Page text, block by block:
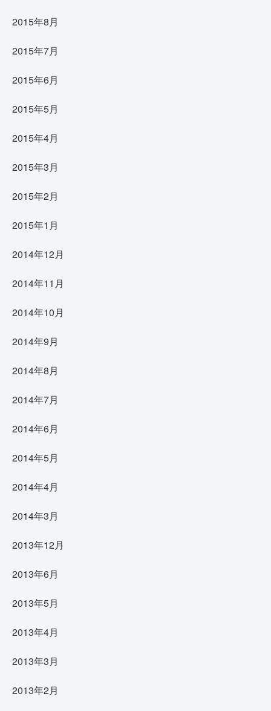
2015年8月
2015年7月
2015年6月
2015年5月
2015年4月
2015年3月
2015年2月
2015年1月
2014年12月
2014年11月
2014年10月
2014年9月
2014年8月
2014年7月
2014年6月
2014年5月
2014年4月
2014年3月
2013年12月
2013年6月
2013年5月
2013年4月
2013年3月
2013年2月